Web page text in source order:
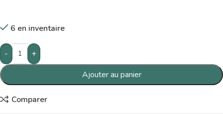
6 en inventaire
-
+
Ajouter au panier
Comparer